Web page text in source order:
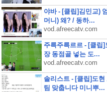
야바 - [클립]김민교)
머니) 왜? / 동하...
vod.afreecatv.com
주륵주륵르르 - [클립
장 동점골 넣는 도...
vod.afreecatv.com
솔리스트 - [클립]도현
팀 맞춥니다 미니뿌...